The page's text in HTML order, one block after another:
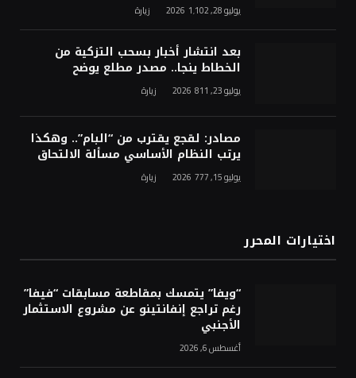
يوليو 28, 2026 1٬102 زيارة
بعد انتشار أخبار بسحب التزكية من
الخطاط ينجا.. مصدر مطلع يوضح
يوليو 23, 2026 811 زيارة
مصادر: لقجع يقترب من “البام”.. وهكذا
يرتب النظام الأساسي مسألة الالتحاق
يوليو 15, 2026 777 زيارة
اختيارات المحرر
“ويفا” يتمسك بمقاطعة مسابقات “فيفا”
رغم تراجع إنفانتينو عن مشروع الاستثمار
الأجنبي
أغسطس 6, 2026